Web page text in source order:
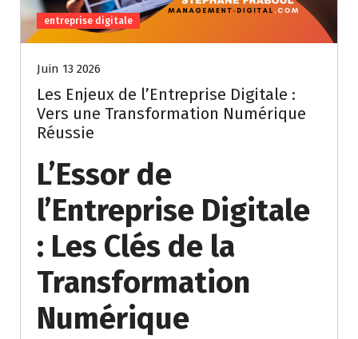
entreprise digitale
Juin 13 2026
Les Enjeux de l’Entreprise Digitale :
Vers une Transformation Numérique
Réussie
L’Essor de
l’Entreprise Digitale
: Les Clés de la
Transformation
Numérique